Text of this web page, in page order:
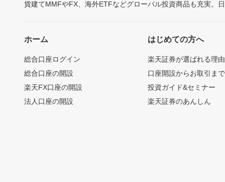
貨建てMMFやFX、海外ETFなどグローバル投資商品も充実。
ホーム
総合口座ログイン
総合口座の開設
楽天FX口座の開設
法人口座の開設
はじめての方へ
楽天証券が選ばれる理由
口座開設からお取引ま
投資ガイド&セミナー
楽天証券のあんしん